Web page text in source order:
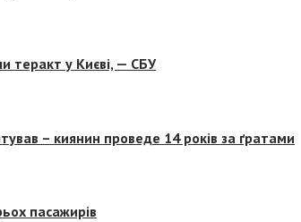
теракт у Києві, — СБУ
– киянин проведе 14 років за ґратами
пасажирів